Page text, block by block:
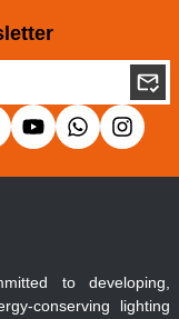
to developing,
conserving lighting